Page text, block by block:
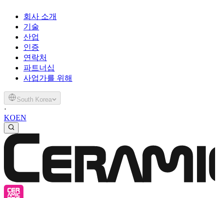
회사 소개
기술
산업
인증
연락처
파트너십
사업가를 위해
South Korea
·
KOEN